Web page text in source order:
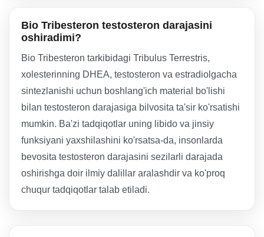
Bio Tribesteron testosteron darajasini
oshiradimi?
Bio Tribesteron tarkibidagi Tribulus Terrestris,
xolesterinning DHEA, testosteron va estradiolgacha
sintezlanishi uchun boshlang'ich material bo'lishi
bilan testosteron darajasiga bilvosita ta'sir ko'rsatishi
mumkin. Ba'zi tadqiqotlar uning libido va jinsiy
funksiyani yaxshilashini ko'rsatsa-da, insonlarda
bevosita testosteron darajasini sezilarli darajada
oshirishga doir ilmiy dalillar aralashdir va ko'proq
chuqur tadqiqotlar talab etiladi.